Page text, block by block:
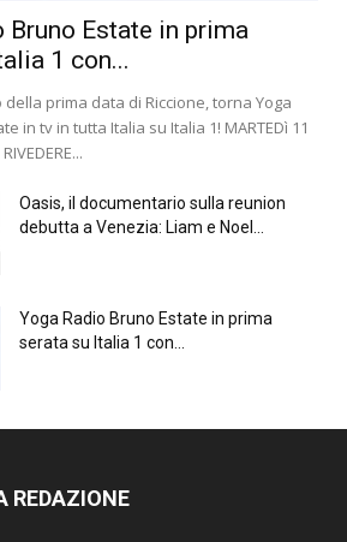
Bruno Estate in prima
1 con...
della prima data di Riccione, torna Yoga
in tv in tutta Italia su Italia 1! MARTEDì 11
Oasis, il documentario sulla reunion
debutta a Venezia: Liam e Noel...
Yoga Radio Bruno Estate in prima
serata su Italia 1 con...
REDAZIONE